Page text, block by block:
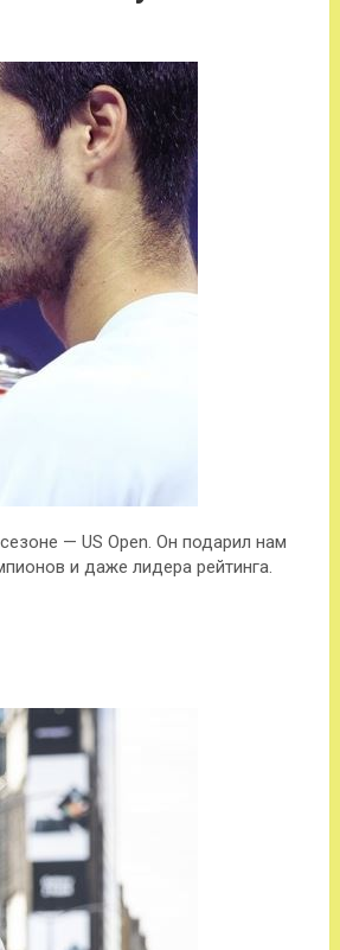
— US Open. Он подарил нам
и даже лидера рейтинга.